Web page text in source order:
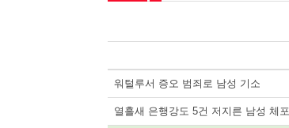
워털루서 증오 범죄로 남성 기소
열흘새 은행강도 5건 저지른 남성 체포